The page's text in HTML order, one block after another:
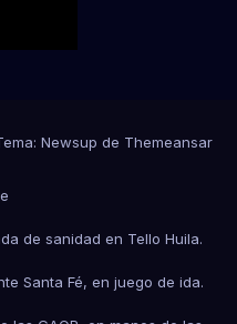
Newsup de Themeansar
de sanidad en Tello Huila.
Santa Fé, en juego de ida.